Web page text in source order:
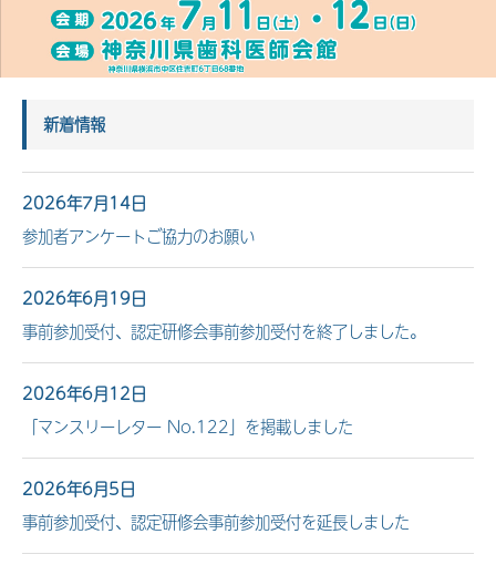
新着情報
2026年7月14日
参加者アンケートご協力のお願い
2026年6月19日
事前参加受付、認定研修会事前参加受付を終了しました。
2026年6月12日
「マンスリーレター No.122」を掲載しました
2026年6月5日
事前参加受付、認定研修会事前参加受付を延長しました